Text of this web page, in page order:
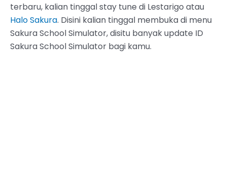
terbaru, kalian tinggal stay tune di Lestarigo atau
Halo Sakura. Disini kalian tinggal membuka di menu
Sakura School Simulator, disitu banyak update ID
Sakura School Simulator bagi kamu.